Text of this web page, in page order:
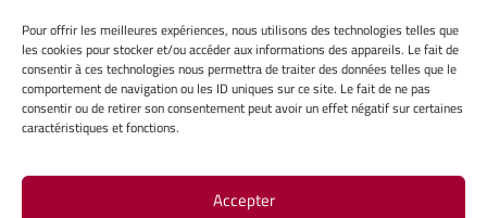
Pour offrir les meilleures expériences, nous utilisons des technologies telles que
les cookies pour stocker et/ou accéder aux informations des appareils. Le fait de
consentir à ces technologies nous permettra de traiter des données telles que le
comportement de navigation ou les ID uniques sur ce site. Le fait de ne pas
consentir ou de retirer son consentement peut avoir un effet négatif sur certaines
caractéristiques et fonctions.
Accepter
INFORMATIONS LÉGALES
Mentions légales
Gérer mes cookies
Politique de cookies
Avertissement